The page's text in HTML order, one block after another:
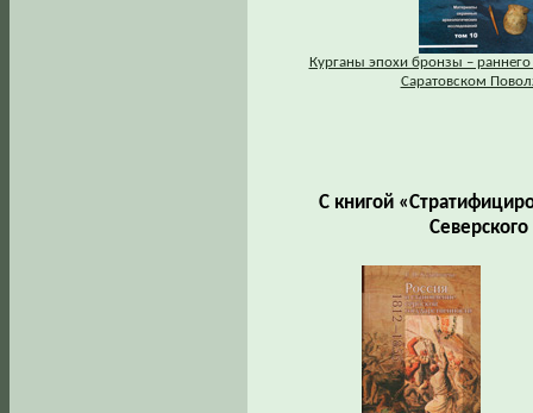
Курганы эпохи бронзы – раннего
Саратовском
С книгой